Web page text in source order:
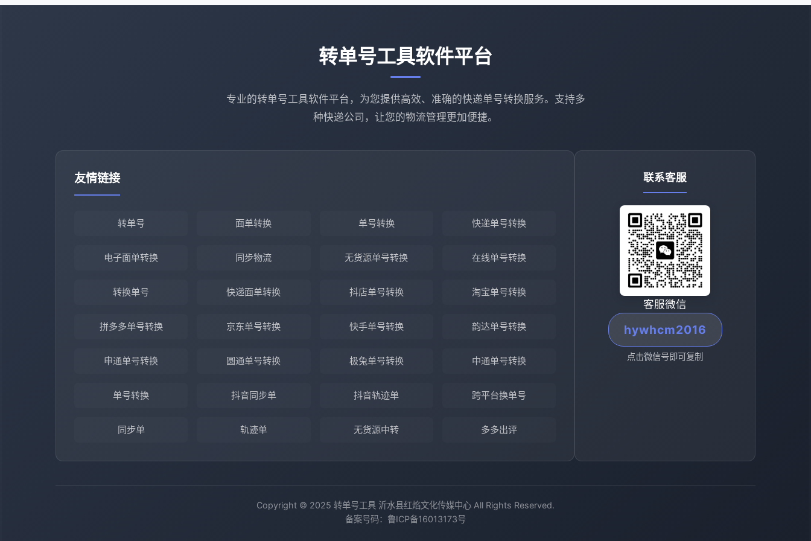
转单号工具软件平台
专业的转单号工具软件平台，为您提供高效、准确的快递单号转换服务。支持多
种快递公司，让您的物流管理更加便捷。
友情链接
转单号 面单转换 单号转换 快递单号转换
电子面单转换 同步物流 无货源单号转换 在线单号转换
转换单号 快递面单转换 抖店单号转换 淘宝单号转换
拼多多单号转换 京东单号转换 快手单号转换 韵达单号转换
申通单号转换 圆通单号转换 极兔单号转换 中通单号转换
单号转换 抖音同步单 抖音轨迹单 跨平台换单号
同步单 轨迹单 无货源中转 多多出评
联系客服
客服微信
hywhcm2016
点击微信号即可复制
Copyright © 2025 转单号工具 沂水县红焰文化传媒中心 All Rights Reserved.
备案号码： 鲁ICP备16013173号